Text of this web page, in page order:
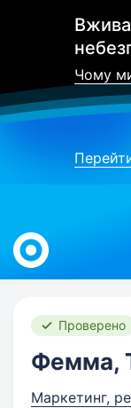
Чому
Work.ua
Проверено
Фемма,
Маркетинг,